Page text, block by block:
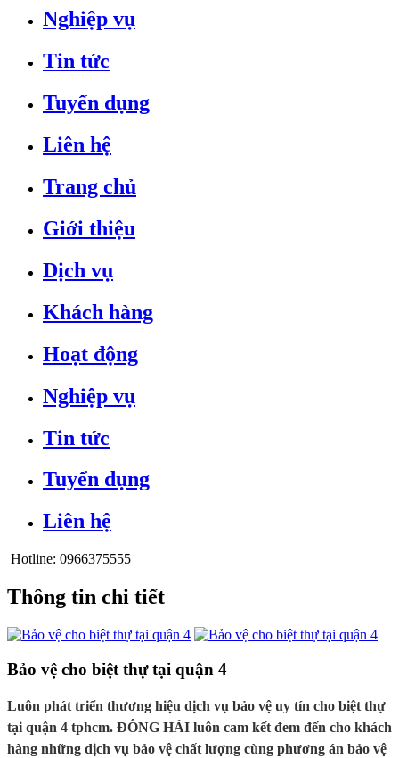
Nghiệp vụ
Tin tức
Tuyển dụng
Liên hệ
Trang chủ
Giới thiệu
Dịch vụ
Khách hàng
Hoạt động
Nghiệp vụ
Tin tức
Tuyển dụng
Liên hệ
Hotline: 0966375555
Thông tin chi tiết
Bảo vệ cho biệt thự tại quận 4
Luôn phát triển thương hiệu dịch vụ bảo vệ uy tín cho biệt thự
tại quận 4 tphcm. ĐÔNG HẢI luôn cam kết đem đến cho khách
hàng những dịch vụ bảo vệ chất lượng cùng phương án bảo vệ